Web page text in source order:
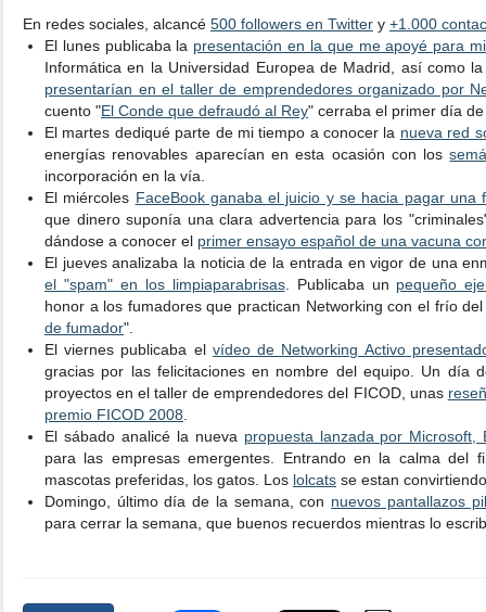
En redes sociales, alcancé 500 followers en Twitter y +1.000
El lunes publicaba la presentación en la que me apoyé para
Informática en la Universidad Europea de Madrid, así como
presentarían en el taller de emprendedores organizado por
cuento "El Conde que defraudó al Rey" cerraba el primer día
El martes dediqué parte de mi tiempo a conocer la nueva red
energías renovables aparecían en esta ocasión con los
incorporación en la vía.
El miércoles FaceBook ganaba el juicio y se hacia pagar una
que dinero suponía una clara advertencia para los
dándose a conocer el primer ensayo español de una vacuna
El jueves analizaba la noticia de la entrada en vigor de una
el "spam" en los limpiaparabrisas. Publicaba un pequeño
honor a los fumadores que practican Networking con el frío
de fumador".
El viernes publicaba el vídeo de Networking Activo
gracias por las felicitaciones en nombre del equipo. Un día
proyectos en el taller de emprendedores del FICOD, unas
premio FICOD 2008
El sábado analicé la nueva propuesta lanzada por Microsoft,
para las empresas emergentes. Entrando en la calma del
mascotas preferidas, los gatos. Los lolcats se estan
Domingo, último día de la semana, con nuevos pantallazos
para cerrar la semana, que buenos recuerdos mientras lo